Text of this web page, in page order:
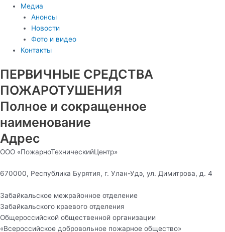
Медиа
Анонсы
Новости
Фото и видео
Контакты
ПЕРВИЧНЫЕ СРЕДСТВА
ПОЖАРОТУШЕНИЯ
Полное и сокращенное
наименование
Адрес
ООО «ПожарноТехническийЦентр»
670000, Республика Бурятия, г. Улан-Удэ, ул. Димитрова, д. 4
Забайкальское межрайонное отделение
Забайкальского краевого отделения
Общероссийской общественной организации
«Всероссийское добровольное пожарное общество»